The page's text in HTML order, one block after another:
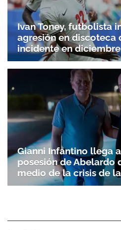
Ivan Toney, futbolista
agresión en discoteca
incidente en
Gianni Infantino llega
posesión de Abelardo
medio de la crisis de la